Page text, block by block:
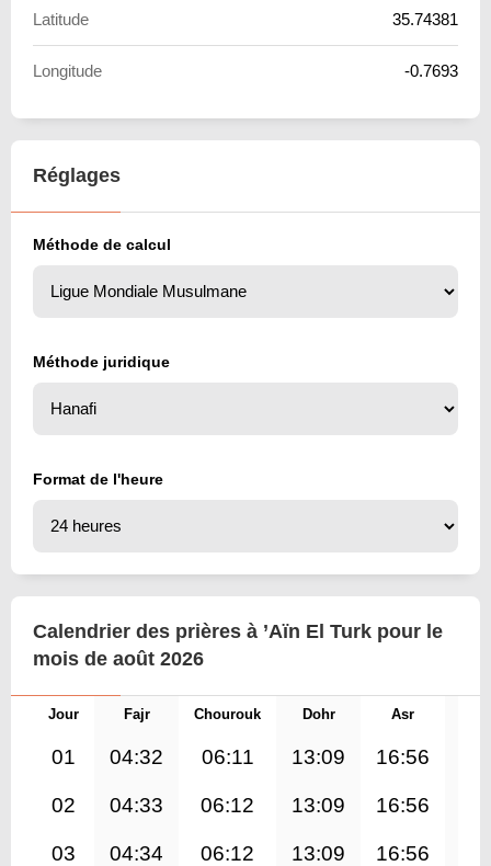
Latitude 35.74381
Longitude -0.7693
Réglages
Méthode de calcul
Méthode juridique
Format de l'heure
Calendrier des prières à ’Aïn El Turk pour le
mois de août 2026
Jour Fajr Chourouk Dohr Asr
01 04:32 06:11 13:09 16:56
02 04:33 06:12 13:09 16:56
03 04:34 06:12 13:09 16:56